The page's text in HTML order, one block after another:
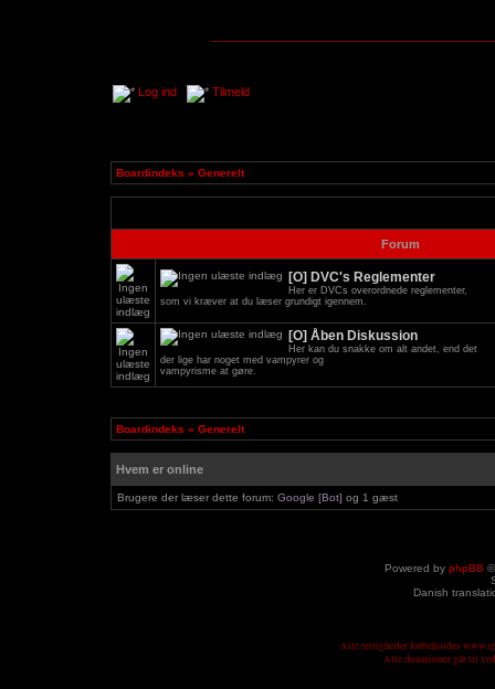
Log ind Tilmeld
Boardindeks » Generelt
Forum
[O] DVC's Reglementer
Her er DVCs overordnede reglementer,
som vi kræver at du læser grundigt igennem.
[O] Åben Diskussion
Her kan du snakke om alt andet, end det
der lige har noget med vampyrer og
vampyrisme at gøre.
Boardindeks » Generelt
Hvem er online
Brugere der læser dette forum: Google [Bot] og 1 gæst
Powered by phpBB
Danish
Alle rettigheder forbeholdes
Alle donationer går til